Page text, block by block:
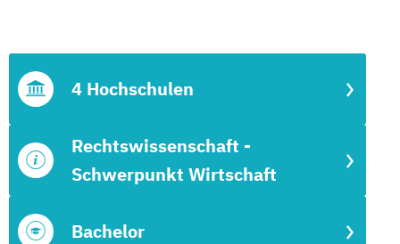
Bachelor
Rechtswissenschaft -
Schwerpunkt Wirtschaft
4 Hochschulen